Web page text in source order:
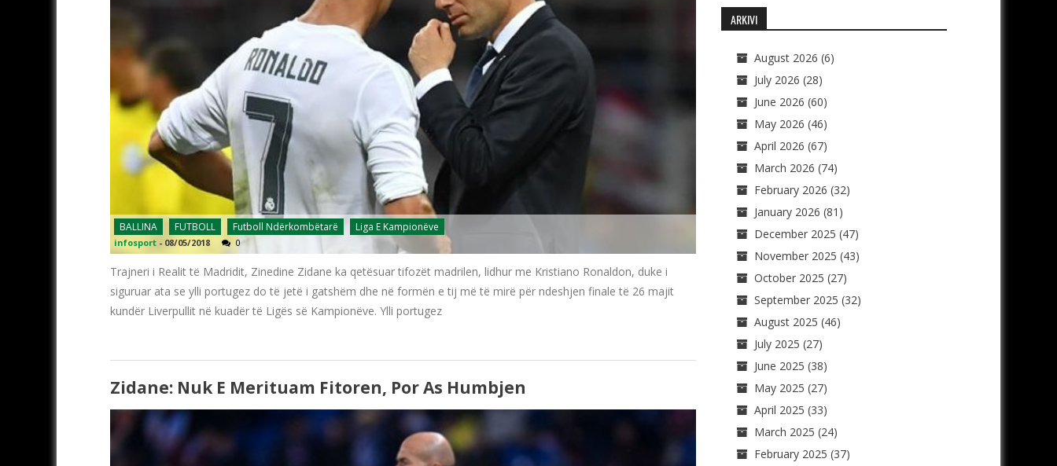
BALLINA FUTBOLL Futboll Ndërkombëtarë Liga E Kampionëve
infosport - 08/05/2018 0
Trajneri i Realit të Madridit, Zinedine Zidane ka qetësuar tifozët madrilen, lidhur me Kristiano Ronaldon, duke i
siguruar ata se ylli portugez do të jetë i gatshëm dhe në formën e tij më të mirë për ndeshjen finale të 26 majit
kundër Liverpullit në kuadër të Ligës së Kampionëve. Ylli portugez
Zidane: Nuk E Merituam Fitoren, Por As Humbjen
ARKIVI
August 2026 (6)
July 2026 (28)
June 2026 (60)
May 2026 (46)
April 2026 (67)
March 2026 (74)
February 2026 (32)
January 2026 (81)
December 2025 (47)
November 2025 (43)
October 2025 (27)
September 2025 (32)
August 2025 (46)
July 2025 (27)
June 2025 (38)
May 2025 (27)
April 2025 (33)
March 2025 (24)
February 2025 (37)